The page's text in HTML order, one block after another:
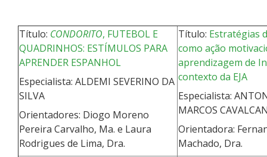
Título: CONDORITO, FUTEBOL E
QUADRINHOS: ESTÍMULOS PARA
APRENDER ESPANHOL
Especialista: ALDEMI SEVERINO DA
SILVA
Orientadores: Diogo Moreno
Pereira Carvalho, Ma. e Laura
Rodrigues de Lima, Dra.
Título: Estratégias
como ação
aprendizagem de
contexto da EJA
Especialista:
MARCOS
Orientadora:
Machado, Dra.